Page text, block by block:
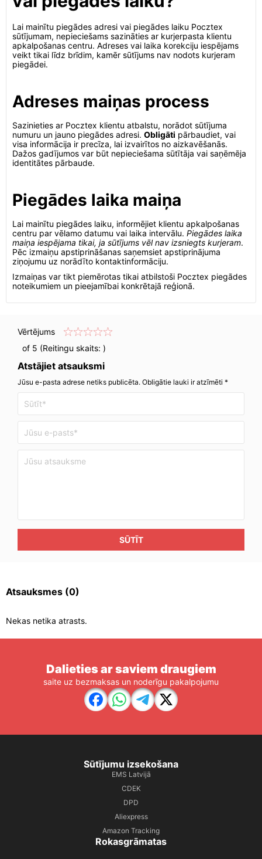
Lai mainītu piegādes adresi vai piegādes laiku Pocztex
sūtījumam, nepieciešams sazināties ar kurjerpasta klientu
apkalpošanas centru. Adreses vai laika korekciju iespējams
veikt tikai līdz brīdim, kamēr sūtījums nav nodots kurjeram
piegādei.
Adreses maiņas process
Sazinieties ar Pocztex klientu atbalstu, norādot sūtījuma
numuru un jauno piegādes adresi. Obligāti pārbaudiet, vai
visa informācija ir precīza, lai izvairītos no aizkavēšanās.
Dažos gadījumos var būt nepieciešama sūtītāja vai saņēmēja
identitātes pārbaude.
Piegādes laika maiņa
Lai mainītu piegādes laiku, informējiet klientu apkalpošanas
centru par vēlamo datumu vai laika intervālu. Piegādes laika
maiņa iespējama tikai, ja sūtījums vēl nav izsniegts kurjeram.
Pēc izmaiņu apstiprināšanas saņemsiet apstiprinājuma
ziņojumu uz norādīto kontaktinformāciju.
Izmaiņas var tikt piemērotas tikai atbilstoši Pocztex piegādes
noteikumiem un pieejamībai konkrētajā reģionā.
Vērtējums
of 5 (Reitingu skaits: )
Atstājiet atsauksmi
Jūsu e-pasta adrese netiks publicēta. Obligātie lauki ir atzīmēti *
SŪTĪT
Atsauksmes (0)
Nekas netika atrasts.
Dalieties ar saviem draugiem
saite uz bezmaksas un noderīgu pakalpojumu
Sūtījumu izsekošana
EMS Latvijā
CDEK
DPD
Aliexpress
Amazon Tracking
Rokasgrāmatas